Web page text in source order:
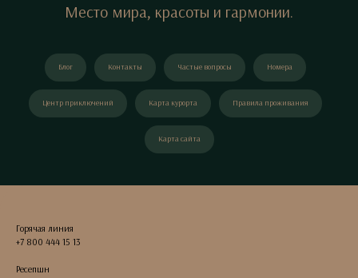
Место мира, красоты и гармонии.
Блог Контакты Частые вопросы Номера
Центр приключений Карта курорта Правила проживания
Карта сайта
Горячая линия
+7 800 444 15 13
Ресепшн